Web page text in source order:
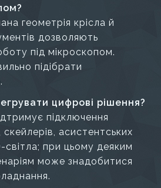
геометрія крісла й
дозволяють
під мікроскопом.
підібрати
цифрові рішення?
підключення
асистентських
світла; при цьому деяким
може знадобитися